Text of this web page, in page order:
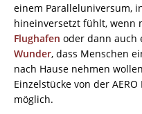
einem Paralleluniversum,
hineinversetzt fühlt, wenn
Flughafen oder dann auch
Wunder, dass Menschen
nach Hause nehmen
Einzelstücke von der
möglich.